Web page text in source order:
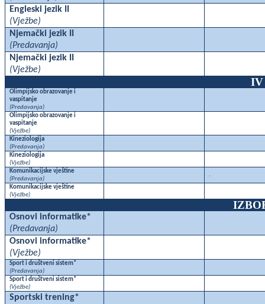
Engleski jezik II
(Vježbe)
Njemački jezik II
(Predavanja)
Njemački jezik II
(Vježbe)
IV
Olimpijsko obrazovanje i
vaspitanje
(Predavanja)
Olimpijsko obrazovanje i
vaspitanje
(Vježbe)
Kineziologija
(Predavanja)
Kineziologija
(Vježbe)
Komunikacijske vještine
(Predavanja)
.
Komunikacijske vještine
(Vježbe)
Osnovi informatike*
(Predavanja)
Osnovi informatike*
(Vježbe)
Sport i društveni sistem*
(Predavanja)
Sport i društveni sistem*
(Vježbe)
Sportski trening*